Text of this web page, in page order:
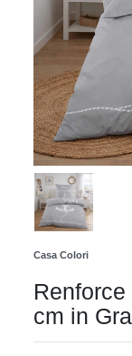
Casa Colori
cm in